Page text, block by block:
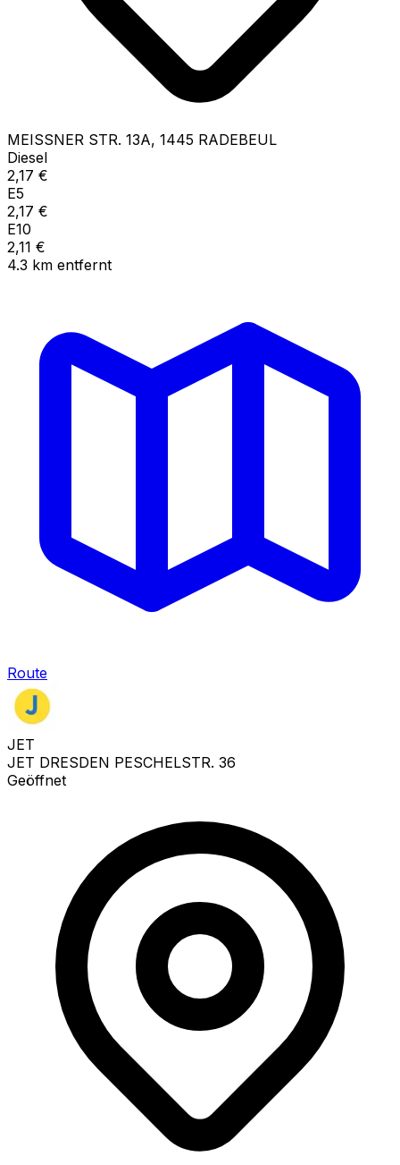
MEISSNER STR. 13A, 1445 RADEBEUL
Diesel
2,17 €
E5
2,17 €
E10
2,11 €
4.3 km entfernt
Route
JET
JET DRESDEN PESCHELSTR. 36
Geöffnet